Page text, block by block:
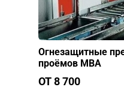
Огнезащитные
проёмов МВА
ОТ 8 700